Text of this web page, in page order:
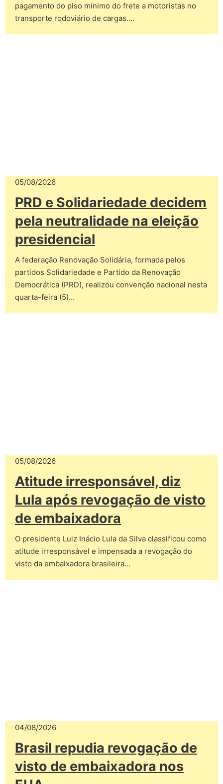
pagamento do piso mínimo do frete a motoristas no
transporte rodoviário de cargas.…
05/08/2026
PRD e Solidariedade decidem
pela neutralidade na eleição
presidencial
A federação Renovação Solidária, formada pelos
partidos Solidariedade e Partido da Renovação
Democrática (PRD), realizou convenção nacional nesta
quarta-feira (5)…
05/08/2026
Atitude irresponsável, diz
Lula após revogação de visto
de embaixadora
O presidente Luiz Inácio Lula da Silva classificou como
atitude irresponsável e impensada a revogação do
visto da embaixadora brasileira…
04/08/2026
Brasil repudia revogação de
visto de embaixadora nos